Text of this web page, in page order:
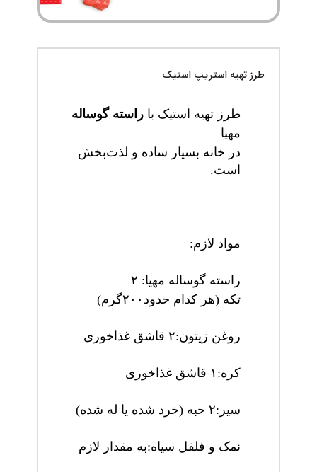
طرز تهیه استریپ استیک
طرز تهیه استیک با راسته گوساله
مهیا
در خانه بسیار ساده و لذت‌بخش
است.
مواد لازم:
راسته گوساله مهیا: ۲
تکه (هر کدام حدود ۲۰۰گرم)
روغن زیتون:۲ قاشق غذاخوری
کره: ۱ قاشق غذاخوری
سیر :۲ حبه (خرد شده یا له شده)
نمک و فلفل سیاه:به مقدار لازم